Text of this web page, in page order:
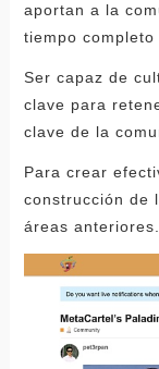
aportan a la
tiempo
Ser capaz de
clave para
clave de la
Para crear
construcción de
áreas anteriores.